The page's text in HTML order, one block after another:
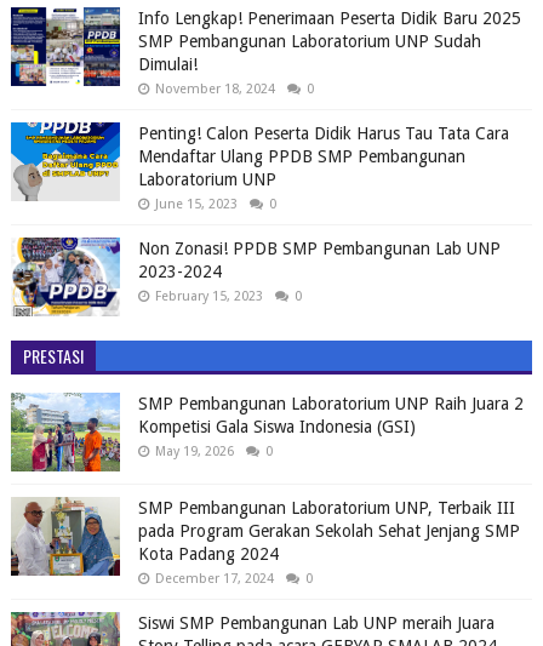
Info Lengkap! Penerimaan Peserta Didik Baru 2025
SMP Pembangunan Laboratorium UNP Sudah
Dimulai!
November 18, 2024 0
Penting! Calon Peserta Didik Harus Tau Tata Cara
Mendaftar Ulang PPDB SMP Pembangunan
Laboratorium UNP
June 15, 2023 0
Non Zonasi! PPDB SMP Pembangunan Lab UNP
2023-2024
February 15, 2023 0
PRESTASI
SMP Pembangunan Laboratorium UNP Raih Juara 2
Kompetisi Gala Siswa Indonesia (GSI)
May 19, 2026 0
SMP Pembangunan Laboratorium UNP, Terbaik III
pada Program Gerakan Sekolah Sehat Jenjang SMP
Kota Padang 2024
December 17, 2024 0
Siswi SMP Pembangunan Lab UNP meraih Juara